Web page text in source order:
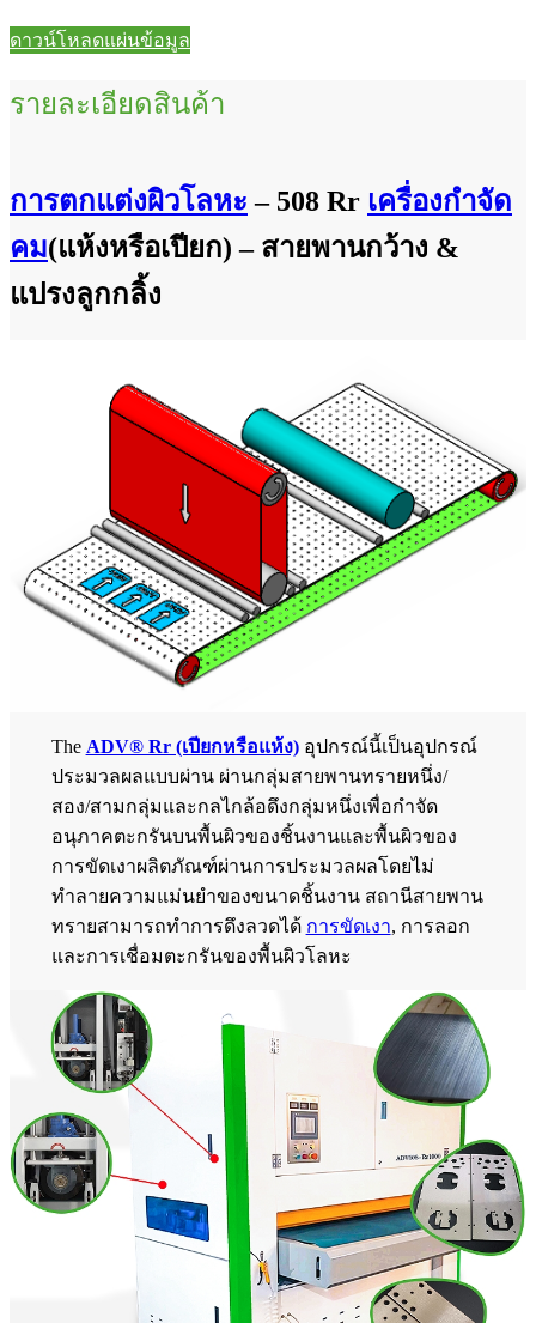
ดาวน์โหลดแผ่นข้อมูล
รายละเอียดสินค้า
การตกแต่งผิวโลหะ – 508 Rr เครื่องกำจัด
คม(แห้งหรือเปียก) – สายพานกว้าง &
แปรงลูกกลิ้ง
The ADV® Rr (เปียกหรือแห้ง) อุปกรณ์นี้เป็นอุปกรณ์
ประมวลผลแบบผ่าน ผ่านกลุ่มสายพานทรายหนึ่ง/
สอง/สามกลุ่มและกลไกล้อดึงกลุ่มหนึ่งเพื่อกำจัด
อนุภาคตะกรันบนพื้นผิวของชิ้นงานและพื้นผิวของ
การขัดเงาผลิตภัณฑ์ผ่านการประมวลผลโดยไม่
ทำลายความแม่นยำของขนาดชิ้นงาน สถานีสายพาน
ทรายสามารถทำการดึงลวดได้ การขัดเงา, การลอก
และการเชื่อมตะกรันของพื้นผิวโลหะ